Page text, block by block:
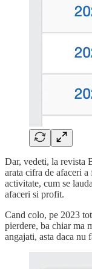
Dar, vedeti, la revista
arata cifra de afaceri
activitate, cum se
afaceri si profit.
Cand colo, pe 2023
pierdere, ba chiar ma
angajati, asta daca